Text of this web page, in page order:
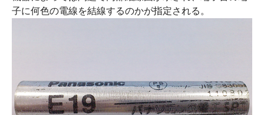
子に何色の電線を結線するのかが指定される。